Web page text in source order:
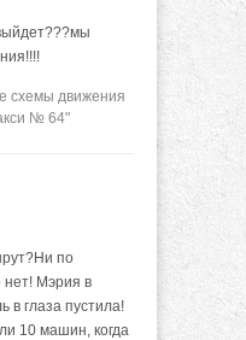
схемы движения
№ 64"
по
нет! Мэрия в
в глаза пустила!
10 машин, когда